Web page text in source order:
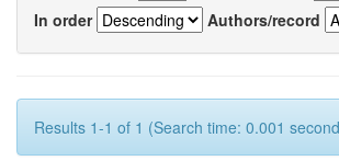
In order
Authors/record
Results 1-1 of 1 (Search time: 0.001